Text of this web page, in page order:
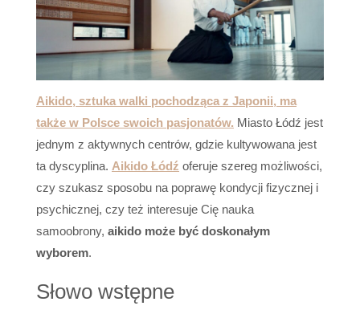
Aikido, sztuka walki pochodząca z Japonii, ma
także w Polsce swoich pasjonatów. Miasto Łódź jest
jednym z aktywnych centrów, gdzie kultywowana jest
ta dyscyplina. Aikido Łódź oferuje szereg możliwości,
czy szukasz sposobu na poprawę kondycji fizycznej i
psychicznej, czy też interesuje Cię nauka
samoobrony, aikido może być doskonałym
wyborem.
Słowo wstępne